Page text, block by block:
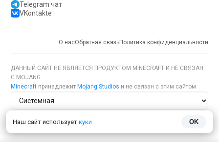
Наш сайт использует куки OK
Telegram чат
VKontakte
О насОбратная связьПолитика конфиденциальности
ДАННЫЙ САЙТ НЕ ЯВЛЯЕТСЯ ПРОДУКТОМ MINECRAFT И НЕ СВЯЗАН
С MOJANG.
Minecraft принадлежит Mojang Studios и не связан с этим сайтом
Тема сайта
Язык сайта